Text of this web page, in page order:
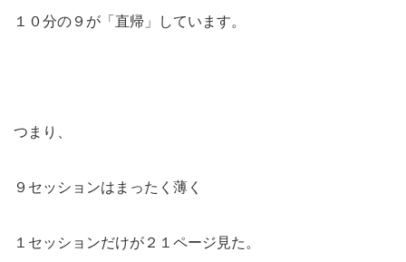
１０分の９が「直帰」しています。
つまり、
９セッションはまったく薄く
１セッションだけが２１ページ見た。